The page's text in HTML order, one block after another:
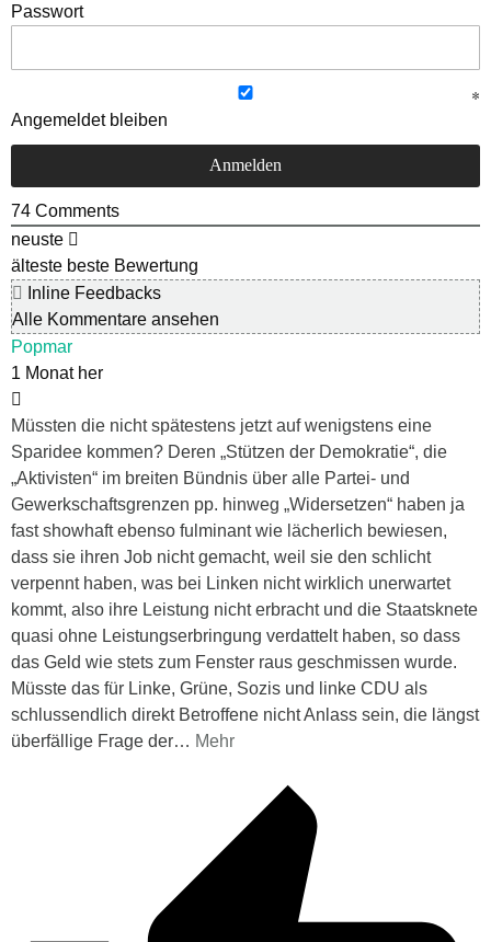
Passwort
Angemeldet bleiben
74 Comments
neuste
älteste beste Bewertung
Inline Feedbacks
Alle Kommentare ansehen
Popmar
1 Monat her
Müssten die nicht spätestens jetzt auf wenigstens eine
Sparidee kommen? Deren „Stützen der Demokratie“, die
„Aktivisten“ im breiten Bündnis über alle Partei- und
Gewerkschaftsgrenzen pp. hinweg „Widersetzen“ haben ja
fast showhaft ebenso fulminant wie lächerlich bewiesen,
dass sie ihren Job nicht gemacht, weil sie den schlicht
verpennt haben, was bei Linken nicht wirklich unerwartet
kommt, also ihre Leistung nicht erbracht und die Staatsknete
quasi ohne Leistungserbringung verdattelt haben, so dass
das Geld wie stets zum Fenster raus geschmissen wurde.
Müsste das für Linke, Grüne, Sozis und linke CDU als
schlussendlich direkt Betroffene nicht Anlass sein, die längst
überfällige Frage der… Mehr